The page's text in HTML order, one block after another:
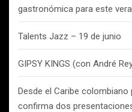
gastronómica para este
Talents Jazz – 19 de junio
GIPSY KINGS (con André
Desde el Caribe
confirma dos